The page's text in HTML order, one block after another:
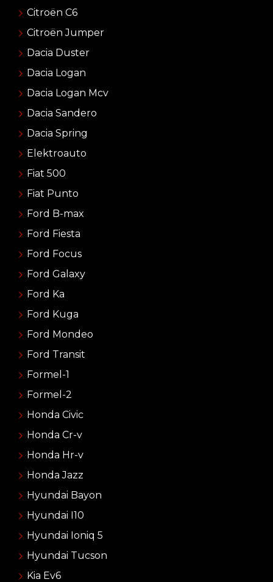
Citroën C6
Citroën Jumper
Dacia Duster
Dacia Logan
Dacia Logan Mcv
Dacia Sandero
Dacia Spring
Elektroauto
Fiat 500
Fiat Punto
Ford B-max
Ford Fiesta
Ford Focus
Ford Galaxy
Ford Ka
Ford Kuga
Ford Mondeo
Ford Transit
Formel-1
Formel-2
Honda Civic
Honda Cr-v
Honda Hr-v
Honda Jazz
Hyundai Bayon
Hyundai I10
Hyundai Ioniq 5
Hyundai Tucson
Kia Ev6